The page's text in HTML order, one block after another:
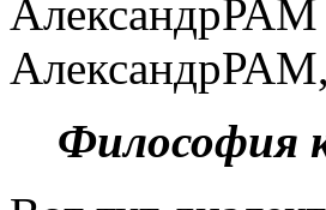
Философия